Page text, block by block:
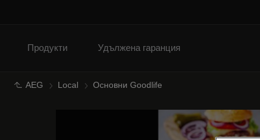
Продукти Удължена гаранция
AEG Local Основни Goodlife